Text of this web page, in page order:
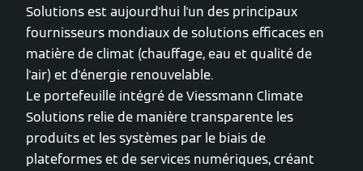
Solutions est aujourd'hui l'un des principaux
fournisseurs mondiaux de solutions efficaces en
matière de climat (chauffage, eau et qualité de
l'air) et d'énergie renouvelable.
Le portefeuille intégré de Viessmann Climate
Solutions relie de manière transparente les
produits et les systèmes par le biais de
plateformes et de services numériques, créant